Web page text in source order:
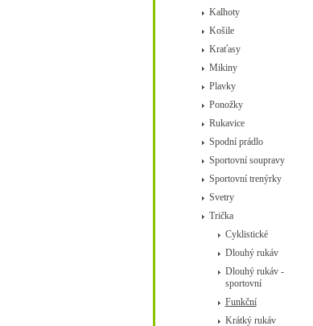
Kalhoty
Košile
Kraťasy
Mikiny
Plavky
Ponožky
Rukavice
Spodní prádlo
Sportovní soupravy
Sportovní trenýrky
Svetry
Trička
Cyklistické
Dlouhý rukáv
Dlouhý rukáv -
sportovní
Funkční
Krátký rukáv